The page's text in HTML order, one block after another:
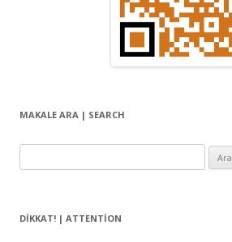
MAKALE ARA | SEARCH
DIKKAT! | ATTENTION